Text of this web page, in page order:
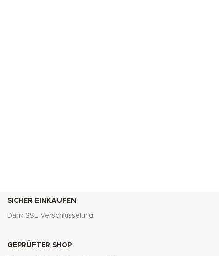
SICHER EINKAUFEN
Dank SSL Verschlüsselung
GEPRÜFTER SHOP